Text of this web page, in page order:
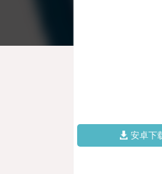
安卓下